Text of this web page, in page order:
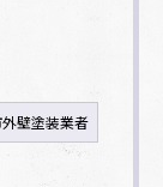
壁塗装業者